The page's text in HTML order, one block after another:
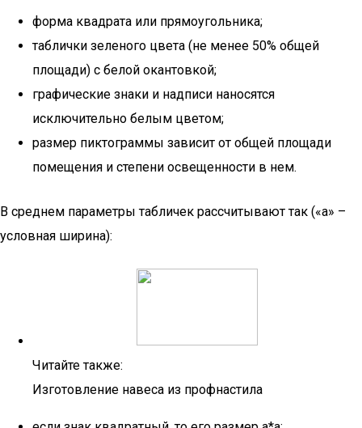
форма квадрата или прямоугольника;
таблички зеленого цвета (не менее 50% общей
площади) с белой окантовкой;
графические знаки и надписи наносятся
исключительно белым цветом;
размер пиктограммы зависит от общей площади
помещения и степени освещенности в нем.
В среднем параметры табличек рассчитывают так («а» –
условная ширина):
Читайте также:
Изготовление навеса из профнастила